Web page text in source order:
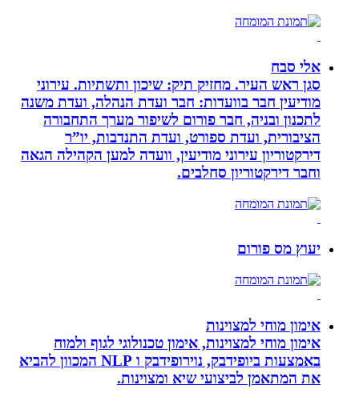
אלי סבח
סגן ראש העיר. מחזיק תיק: שיכון ותשתיות. עירוני
מודיעין חבר בוועדות: חבר ועדת הנהלה, ועדת משנה
לתכנון ובניה, חבר פורום לשיפור מערך התחבורה
הציבורית, ועדת ספורט, ועדת התנדבות, יו”ר
דירקטוריון עירוני מודיעין, וועדה למען הקהילה הגאה
וחבר דירקטוריון סחלבים.
יעוץ מס פורום
אימון מוחי למצוינות
אימון מוחי למצוינות, אימון טכנולוגי לגוף ולמוח
באמצעות ביופידבק, נוירופידבק ו NLP המכוון להביא
את המתאמן לביצועי שיא ומצוינות.